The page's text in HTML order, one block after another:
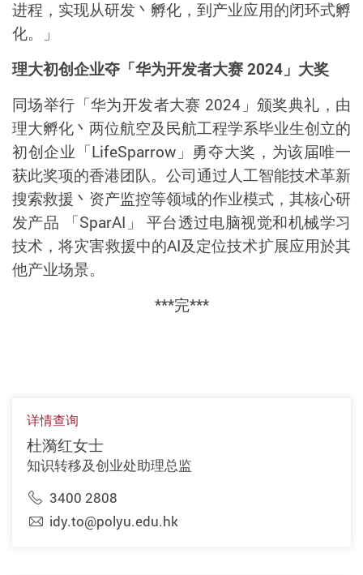
进程，实现从研发丶孵化，到产业应用的闭环式孵
化。」
理大初创企业夺「华为开发者大赛2024」大奖
同场举行「华为开发者大赛 2024 」颁奖典礼，由
理大孵化丶两位航空及民航工程学系毕业生创立的
初创企业「LifeSparrow 」勇夺大奖，为该届唯一
获此奖项的香港团队。公司通过人工智能技术革新
搜索救援丶资产监控等领域的作业模式，其核心研
发产品
「SparAI 」
平台透过电脑视觉和机械学习
技术，将灾害救援中的AI及定位技术扩展应用於其
他产业场景。
***完***
详情查询
杜漪红女士
知识转移及创业处助理总监
3400 2808
idy.to@polyu.edu.hk